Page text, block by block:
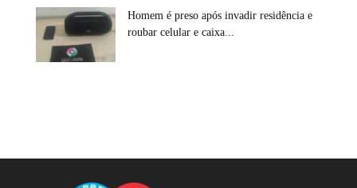
Homem é preso após invadir residência e
roubar celular e caixa...